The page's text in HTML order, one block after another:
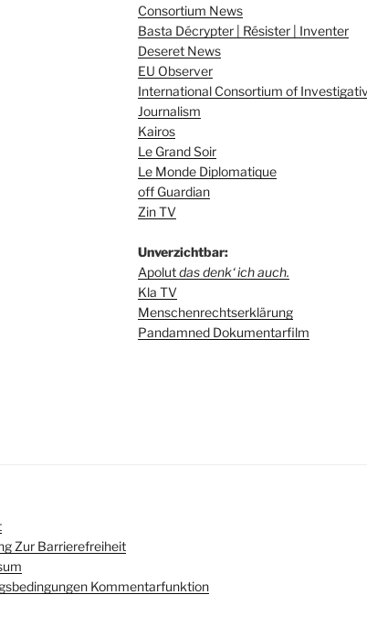
Consortium News
Basta Décrypter | Résister | Inventer
Deseret News
EU Observer
International Consortium of
Journalism
Kairos
Le Grand Soir
Le Monde Diplomatique
off Guardian
Zin TV
Unverzichtbar:
Apolutdas denk‘ ich auch.
Kla TV
Menschenrechtserklärung
Pandamned Dokumentarfilm
Zur Barrierefreiheit
Kommentarfunktion